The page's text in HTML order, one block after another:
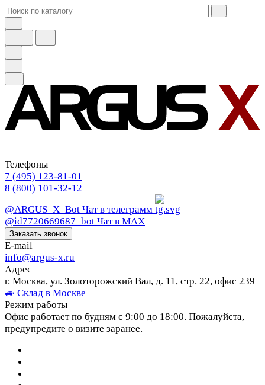
Телефоны
7 (495) 123-81-01
8 (800) 101-32-12
@ARGUS_X_Bot Чат в телеграмм
@id7720669687_bot Чат в МАХ
Заказать звонок
E-mail
info@argus-x.ru
Адрес
г. Москва, ул. Золоторожский Вал, д. 11, стр. 22, офис 239
🚙 Склад в Москве
Режим работы
Офис работает по будням с 9:00 до 18:00. Пожалуйста,
предупредите о визите заранее.